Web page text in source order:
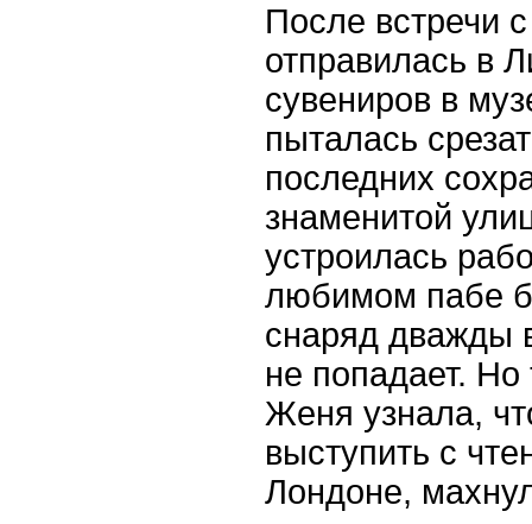
После встречи
отправилась в
сувениров в
пыталась
последних
знаменитой
устроилась
любимом пабе
снаряд дважды
не попадает.
Женя узнала,
выступить с
Лондоне,